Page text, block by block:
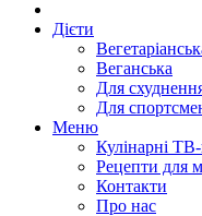
Дієти
Веганська
Для
Для
Меню
Кулінарні
Рецепти для
Контакти
Про нас